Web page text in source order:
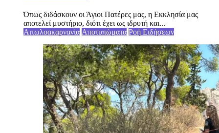
Όπως διδάσκουν οι Άγιοι Πατέρες μας, η Εκκλησία μας
αποτελεί μυστήριο, διότι έχει ως ιδρυτή και...
Αιτωλοακαρνανία Αποτυπώματα Ροή Ειδήσεων